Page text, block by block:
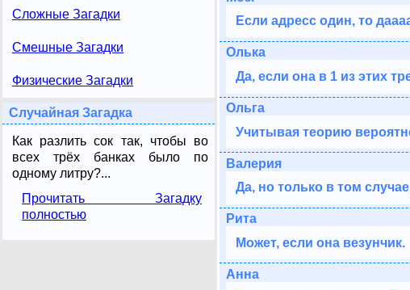
Сложные Загадки
Смешные Загадки
Физические Загадки
Случайная Загадка
Как разлить сок так, чтобы во
всех трёх банках было по
одному литру?...
Прочитать Загадку
полностью
Если адресс один, то
Олька
Да, если она в 1 из этих
Ольга
Учитывая теорию
Валерия
Да, но только в том
Рита
Может, если она везунчик.
Анна